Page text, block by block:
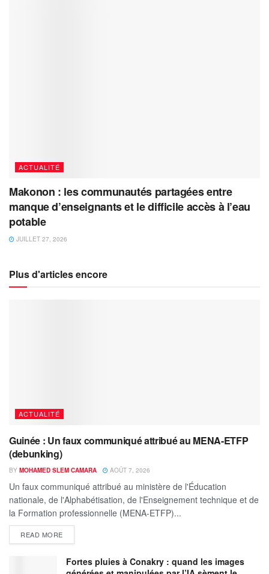
ACTUALITÉ
Makonon : les communautés partagées entre
manque d’enseignants et le difficile accès à l’eau
potable
JUILLET 27, 2026
Plus d'articles encore
ACTUALITÉ
Guinée : Un faux communiqué attribué au MENA-ETFP
(debunking)
BY MOHAMED SLEM CAMARA AOÛT 7, 2026
Un faux communiqué attribué au ministère de l'Éducation
nationale, de l'Alphabétisation, de l'Enseignement technique et de
la Formation professionnelle (MENA-ETFP)...
READ MORE
Fortes pluies à Conakry : quand les images